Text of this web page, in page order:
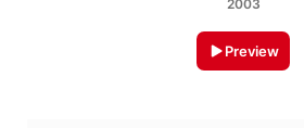
2003
Preview